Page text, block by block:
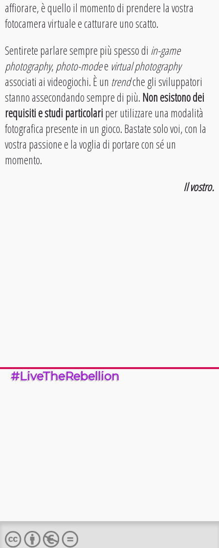
affiorare, è quello il momento di prendere la vostra
fotocamera virtuale e catturare uno scatto.
Sentirete parlare sempre più spesso di in-game
photography,photo-modee virtual photography
associati ai videogiochi. È un trendche gli sviluppatori
stanno assecondando sempre di più.Non esistono dei
requisiti e studi particolariper utilizzare una modalità
fotografica presente in un gioco. Bastate solo voi, con la
vostra passione e la voglia di portare con sé un
momento.
Il vostro.
#LiveTheRebellion